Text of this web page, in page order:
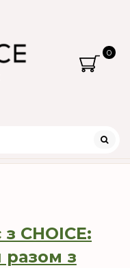
0
CHOICE:
з